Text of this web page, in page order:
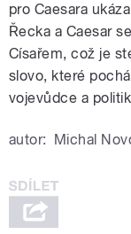
pro Caesara
Řecka a Caesar
Císařem, což je
slovo, které
vojevůdce a
autor: Michal